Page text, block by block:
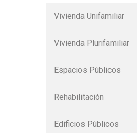
Vivienda Unifamiliar
Vivienda Plurifamiliar
Espacios Públicos
Rehabilitación
Edificios Públicos